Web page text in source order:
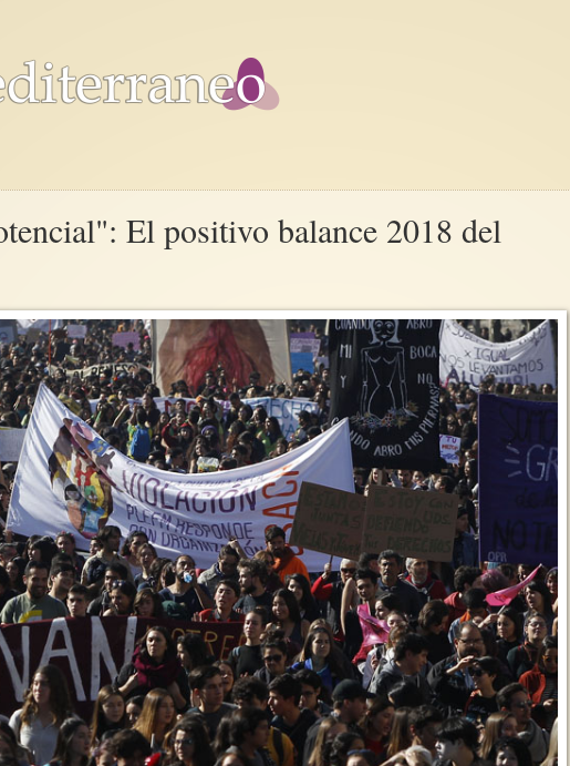
El positivo balance 2018 del